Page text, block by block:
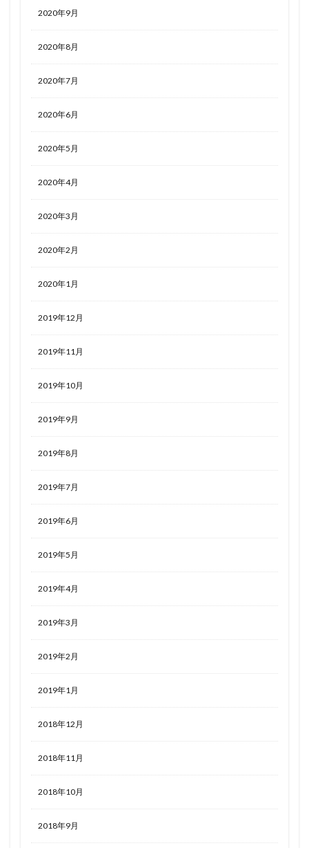
2020年9月
2020年8月
2020年7月
2020年6月
2020年5月
2020年4月
2020年3月
2020年2月
2020年1月
2019年12月
2019年11月
2019年10月
2019年9月
2019年8月
2019年7月
2019年6月
2019年5月
2019年4月
2019年3月
2019年2月
2019年1月
2018年12月
2018年11月
2018年10月
2018年9月